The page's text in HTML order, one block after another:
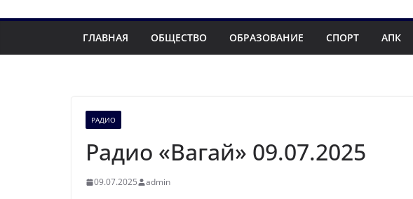
ГЛАВНАЯ ОБЩЕСТВО ОБРАЗОВАНИЕ СПОРТ АПК
РАДИО
Радио «Вагай» 09.07.2025
09.07.2025 admin